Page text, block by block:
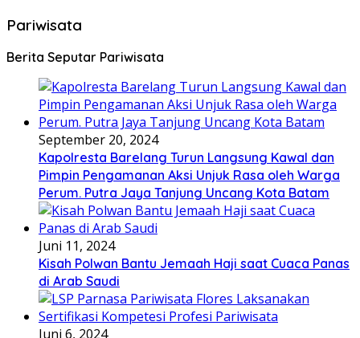
Pariwisata
Berita Seputar Pariwisata
September 20, 2024
Kapolresta Barelang Turun Langsung Kawal dan
Pimpin Pengamanan Aksi Unjuk Rasa oleh Warga
Perum. Putra Jaya Tanjung Uncang Kota Batam
Juni 11, 2024
Kisah Polwan Bantu Jemaah Haji saat Cuaca Panas
di Arab Saudi
Juni 6, 2024